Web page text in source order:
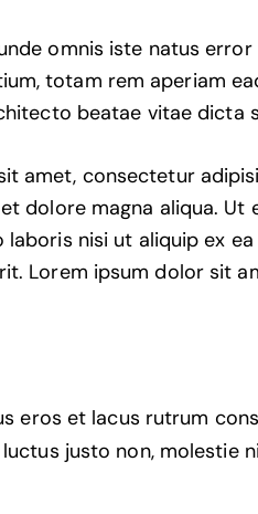
omnis iste natus
totam rem aperiam
beatae vitae dicta
amet, consectetur
dolore magna aliqua. Ut
nisi ut aliquip ex
Lorem ipsum dolor sit
eros et lacus rutrum
justo non, molestie